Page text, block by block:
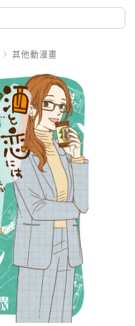
其他動漫畫